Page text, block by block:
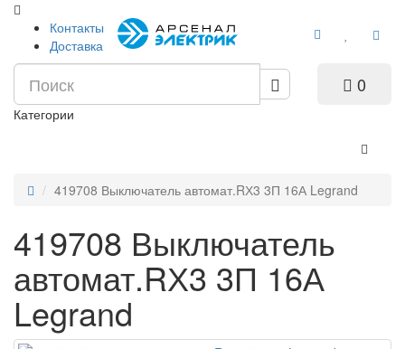
Контакты
Доставка
0
Категории
419708 Выключатель автомат.RХ3 3П 16А Legrand
419708 Выключатель
автомат.RХ3 3П 16А
Legrand